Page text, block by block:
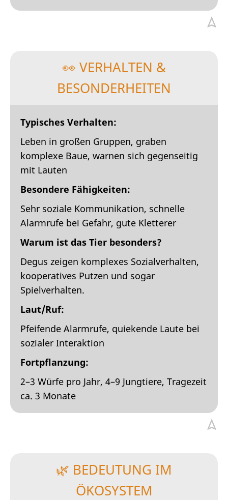
👀 VERHALTEN &
BESONDERHEITEN
Typisches Verhalten:
Leben in großen Gruppen, graben
komplexe Baue, warnen sich gegenseitig
mit Lauten
Besondere Fähigkeiten:
Sehr soziale Kommunikation, schnelle
Alarmrufe bei Gefahr, gute Kletterer
Warum ist das Tier besonders?
Degus zeigen komplexes Sozialverhalten,
kooperatives Putzen und sogar
Spielverhalten.
Laut/Ruf:
Pfeifende Alarmrufe, quiekende Laute bei
sozialer Interaktion
Fortpflanzung:
2–3 Würfe pro Jahr, 4–9 Jungtiere, Tragezeit
ca. 3 Monate
🌿 BEDEUTUNG IM
ÖKOSYSTEM